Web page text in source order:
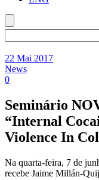
22 Mai 2017
News
0
Seminário
“Internal
Violence In
Na quarta-feira, 7 de
recebe Jaime Millán-